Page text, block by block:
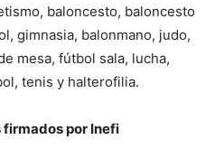
baloncesto, baloncesto
gimnasia, balonmano, judo,
mesa, fútbol sala, lucha,
tenis y halterofilia.
por Inefi